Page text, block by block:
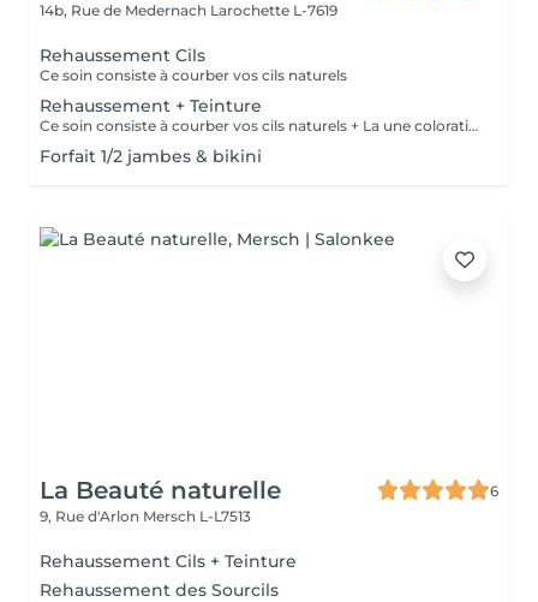
14b, Rue de Medernach Larochette L-7619
Rehaussement Cils
Ce soin consiste à courber vos cils naturels
Rehaussement + Teinture
Ce soin consiste à courber vos cils naturels + La une coloration des cils
Forfait 1/2 jambes & bikini
La Beauté naturelle
6
9, Rue d'Arlon Mersch L-L7513
Rehaussement Cils + Teinture
Rehaussement des Sourcils